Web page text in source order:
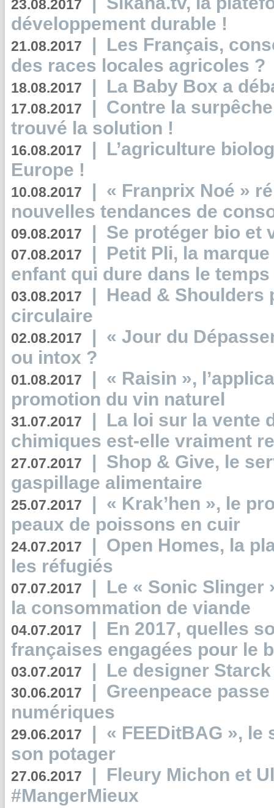
23.08.2017
développement durable !
21.08.2017 | Les Français,
des races locales agricoles ?
18.08.2017 | La Baby Box a
17.08.2017 | Contre la
trouvé la solution !
16.08.2017 | L’agriculture
Europe !
10.08.2017 | « Franprix Noé »
nouvelles tendances de
09.08.2017 | Se protéger bio et
07.08.2017 | Petit Pli, la
enfant qui dure dans le temps
03.08.2017 | Head & Shoulders
circulaire
02.08.2017 | « Jour du
ou intox ?
01.08.2017 | « Raisin »,
promotion du vin naturel
31.07.2017 | La loi sur la vente
chimiques est-elle vraiment
27.07.2017 | Shop & Give, le
gaspillage alimentaire
25.07.2017 | « Krak’hen », le
peaux de poissons en cuir
24.07.2017 | Open Homes, la
les réfugiés
07.07.2017 | Le « Sonic Slinger
la consommation de viande
04.07.2017 | En 2017, quelles
françaises engagées pour le
03.07.2017 | Le designer
30.06.2017 | Greenpeace
numériques
29.06.2017 | « FEEDitBAG », le
son potager
27.06.2017 | Fleury Michon et
#MangerMieux